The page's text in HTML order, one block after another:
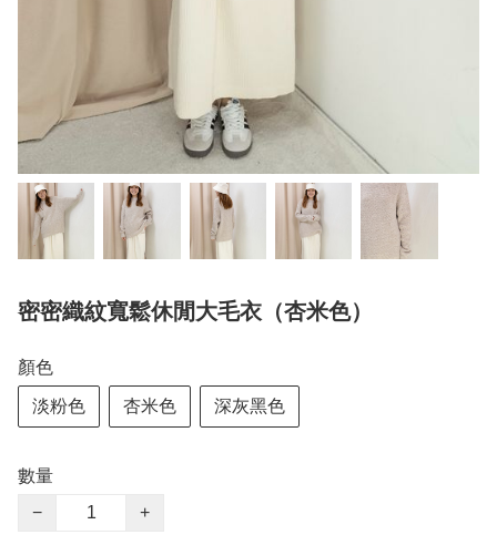
密密織紋寬鬆休閒大毛衣（杏米色）
顏色
淡粉色 杏米色 深灰黑色
數量
−
+